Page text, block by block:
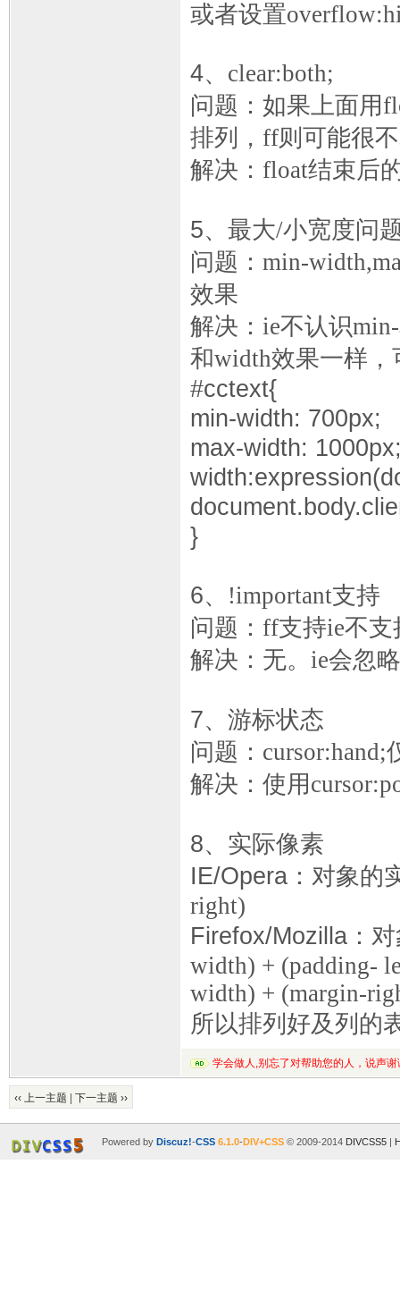
或者设置
4、 clear:both;
问题：如果上面用
排列， ff则可能很
解决： float结束后
5、最大/小宽度问
问题： min-
效果
解决： ie不认识min-
和width效果一样，
#cctext{
min-width: 700px;
max-width:
}
6、 !important支持
问题： ff支持ie不支
解决：无。 ie会忽
7、游标状态
问题： cursor:hand;
解决：使用
8、实际像素
IE/Opera：对象的
right)
Firefox/Mozilla：
width) + (padding-
width) + (margin-
所以排列好及列的
学会做人,别忘了对帮助您的人，说声谢
‹‹ 上一主题 下一主题 ››
Powered by Discuz!-CSS 6.1.0-DIV+CSS© 2009-2014 DIVCSS5|